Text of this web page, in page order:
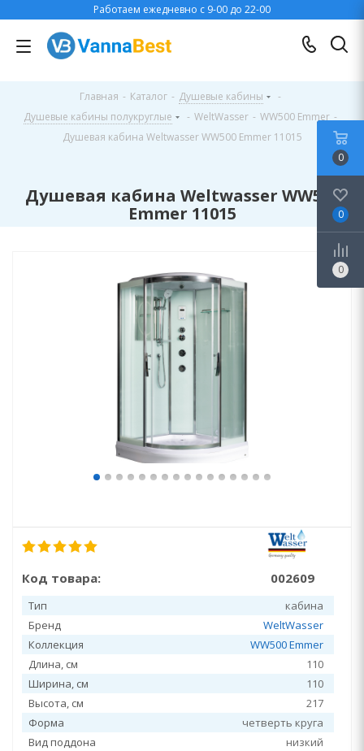
Работаем ежедневно с 9-00 до 22-00
Главная - Каталог - Душевые кабины
-
Душевые кабины полукруглые
- WeltWasser - WW500 Emmer -
Душевая кабина Weltwasser WW500 Emmer 11015
Душевая кабина Weltwasser WW500
Emmer 11015
Код товара: 002609
Тип
кабина
Бренд
WeltWasser
Коллекция
WW500 Emmer
Длина, см
110
Ширина, см
110
Высота, см
217
Форма
четверть круга
Вид поддона
низкий
0
0
0